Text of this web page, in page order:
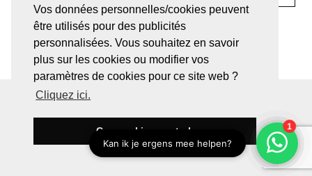
Vos données personnelles/cookies peuvent
être utilisés pour des publicités
personnalisées. Vous souhaitez en savoir
plus sur les cookies ou modifier vos
paramètres de cookies pour ce site web ?
Cliquez ici.
Ces cookies sont ok
facebook linkedin
SITE PAR